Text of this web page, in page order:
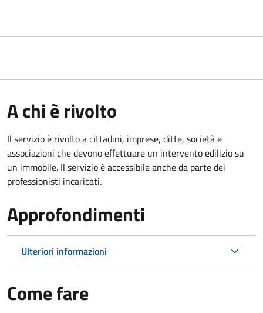
A chi è rivolto
Il servizio è rivolto a cittadini, imprese, ditte, società e
associazioni che devono effettuare un intervento edilizio su
un immobile. Il servizio è accessibile anche da parte dei
professionisti incaricati.
Approfondimenti
Ulteriori informazioni
Come fare